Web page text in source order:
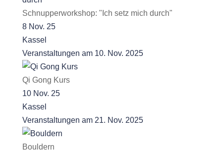
Schnupperworkshop: "Ich setz mich durch"
8 Nov. 25
Kassel
Veranstaltungen am 10. Nov. 2025
Qi Gong Kurs
10 Nov. 25
Kassel
Veranstaltungen am 21. Nov. 2025
Bouldern